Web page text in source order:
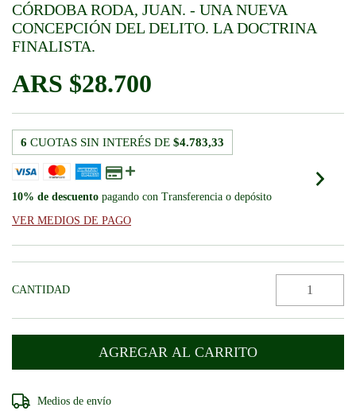
CÓRDOBA RODA, JUAN. - UNA NUEVA
CONCEPCIÓN DEL DELITO. LA DOCTRINA
FINALISTA.
$28.700
6 CUOTAS SIN INTERÉS DE $4.783,33
10% de descuento pagando con Transferencia o depósito
VER MEDIOS DE PAGO
CANTIDAD
Entregas para el CP:
Medios de envío